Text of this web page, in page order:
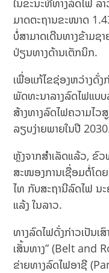
ໃນຂະນະທີ່ທາງລົດໄຟ ລ
ມາດຕະຖານຂະໜາດ
ບໍ່ສາມາດເດີນທາງຂ້າມຊ
ປ່ຽນທາງດ້ານເຕັກນິກ.
ເພື່ອແກ້ໄຂຊ່ອງຫວ່າງດັ່
ພັດທະນາລາງລົດໄຟແບ
ສ້າງທາງລົດໄຟຄວາມໄວ
ລຽບງ່າຍພາຍໃນປີ
ຫຼັງຈາກສຳເລັດແລ້ວ, ຂົ
ສະໜອງການເຊື່ອມຕໍ່ໂດ
ໄທ ກັບສະຖານີລົດໄຟ ນ
ແລ້ງ ໃນລາວ.
ທາງລົດໄຟດັ່ງກ່າວເປັນ
ເສັ້ນທາງ” (Belt and
ຂ່າຍທາງລົດໄຟອາຊີ